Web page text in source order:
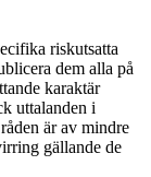
riskutsatta
dem alla på
karaktär
uttalanden i
är av mindre
gällande de